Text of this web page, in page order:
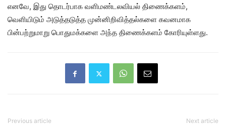
எனவே, இது தொடர்பாக வளிமண்டலவியல் திணைக்களம்,
வெளியிடும் அடுத்தடுத்த முன்னிறிவித்தல்களை கவனமாக
பின்பற்றுமாறு பொதுமக்களை அந்த திணைக்களம் கோரியுள்ளது.
Previous article Next article